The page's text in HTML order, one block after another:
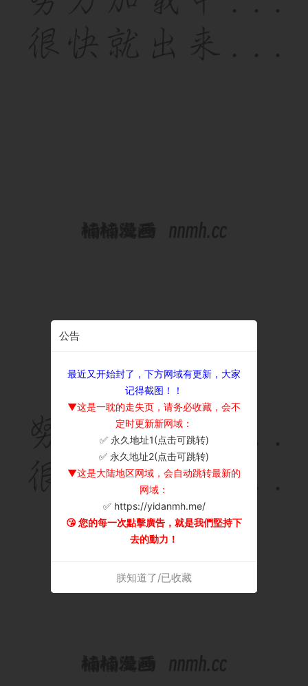
公告
最近又开始封了，下方网域有更新，大家
记得截图！！
▼这是一耽的走失页，请务必收藏，会不
定时更新新网域：
✅ 永久地址1(点击可跳转)
✅ 永久地址2(点击可跳转)
▼这是大陆地区网域，会自动跳转最新的
网域：
✅ https://yidanmh.me/
😘 您的每一次點擊廣告，就是我們堅持下
去的動力！
朕知道了/已收藏